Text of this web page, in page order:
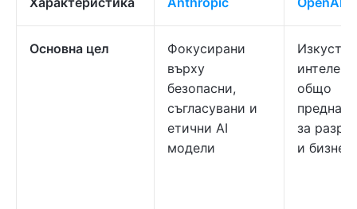
Основна цел
Фокусирани
върху
безопасни,
съгласувани и
етични AI
модели
общо
за
и